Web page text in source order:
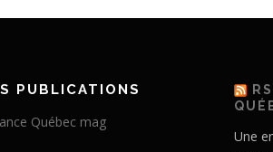
PUBLICATIONS
Une